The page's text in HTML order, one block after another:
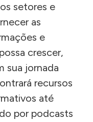
setores e
as
e
crescer,
sua jornada
recursos
até
por podcasts